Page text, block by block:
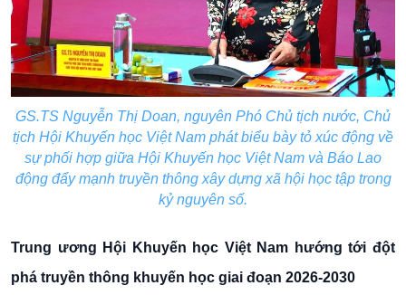
GS.TS Nguyễn Thị Doan, nguyên Phó Chủ tịch nước, Chủ
tịch Hội Khuyến học Việt Nam phát biểu bày tỏ xúc động về
sự phối hợp giữa Hội Khuyến học Việt Nam và Báo Lao
động đẩy mạnh truyền thông xây dựng xã hội học tập trong
kỷ nguyên số.
Trung ương Hội Khuyến học Việt Nam hướng tới đột
phá truyền thông khuyến học giai đoạn 2026-2030